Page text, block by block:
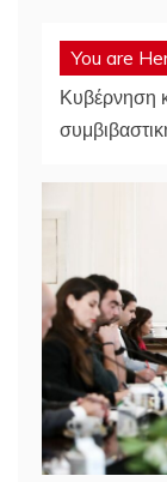
You are
Κυβέρνηση